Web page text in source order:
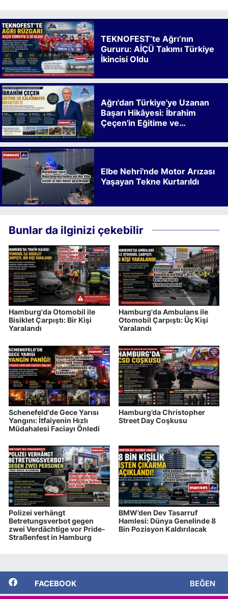
TEKNOFEST’te Ağrı’nın
Gururu: AİÇÜ Takımı Türkiye
İkincisi Oldu
Ağrı'dan Türkiye'ye Uzanan
Başarı Hikâyesi: İbrahim
Çeçen'in Eğitime ve
Elbe Nehri'nde Motor Arızası
Yaşayan Tekne Kurtarıldı
Bunlar da ilginizi çekebilir
Hamburg'da Otomobil ile
Bisiklet Çarpıştı: Bir Kişi
Yaralandı
Hamburg'da Ambulans ile
Otomobil Çarpıştı: Üç Kişi
Yaralandı
Schenefeld'de Gece Yarısı
Yangını: İtfaiyenin Hızlı
Müdahalesi Faciayı Önledi
Hamburg’da Christopher
Street Day Coşkusu
Polizei verhängt
Betretungsverbot gegen
zwei Verdächtige vor Pride-
Straßenfest in Hamburg
BMW’den Dev Tasarruf
Hamlesi: Dünya Genelinde 8
Bin Pozisyon Kaldırılacak
FACEBOOK BEĞEN